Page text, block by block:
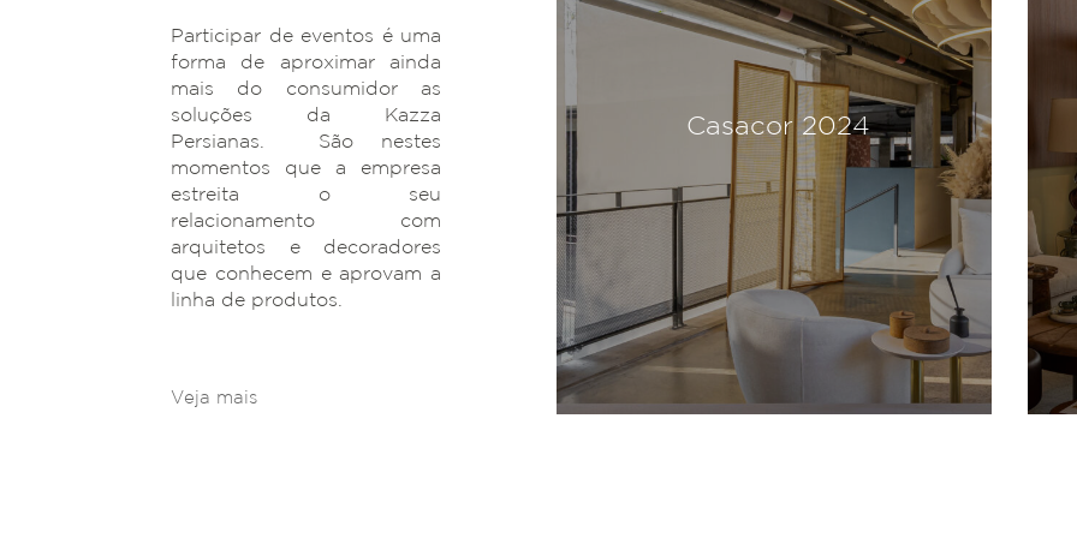
Participar de eventos é uma
forma de aproximar ainda
mais do consumidor as
soluções da Kazza
Persianas. São nestes
momentos que a empresa
estreita o seu
relacionamento com
arquitetos e decoradores
que conhecem e aprovam a
linha de produtos.
Veja mais
Casacor 2024